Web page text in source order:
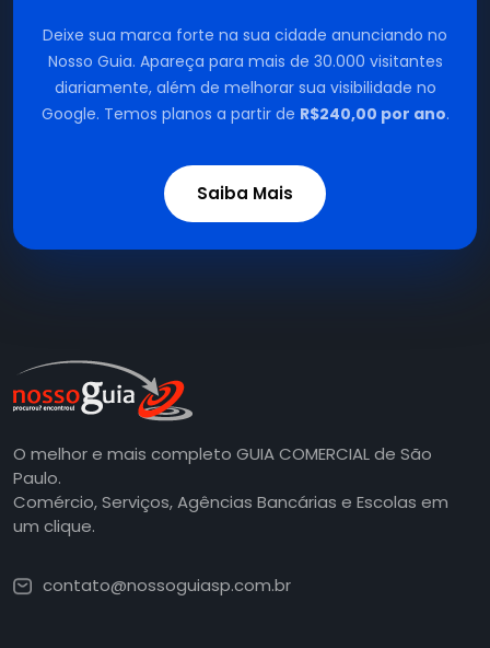
Deixe sua marca forte na sua cidade anunciando no
Nosso Guia. Apareça para mais de 30.000 visitantes
diariamente, além de melhorar sua visibilidade no
Google. Temos planos a partir de R$240,00 por ano.
Saiba Mais
O melhor e mais completo GUIA COMERCIAL de São
Paulo.
Comércio, Serviços, Agências Bancárias e Escolas em
um clique.
contato@nossoguiasp.com.br